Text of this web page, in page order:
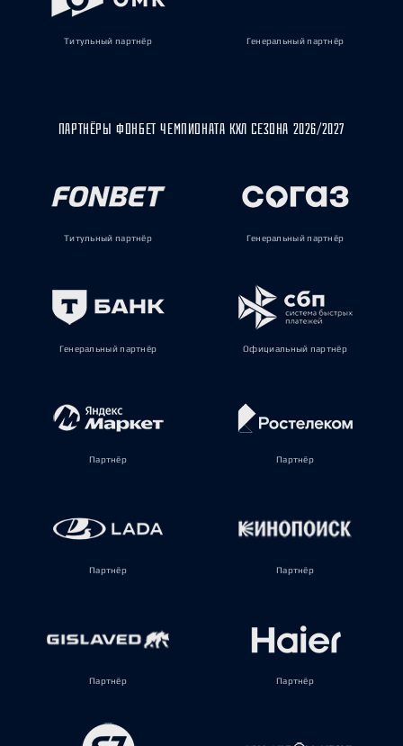
Титульный партнёр Генеральный партнёр
ПАРТНЁРЫ ФОНБЕТ ЧЕМПИОНАТА КХЛ СЕЗОНА 2026/2027
Титульный партнёр Генеральный партнёр
Генеральный партнёр Официальный партнёр
Партнёр Партнёр
Партнёр Партнёр
Партнёр Партнёр